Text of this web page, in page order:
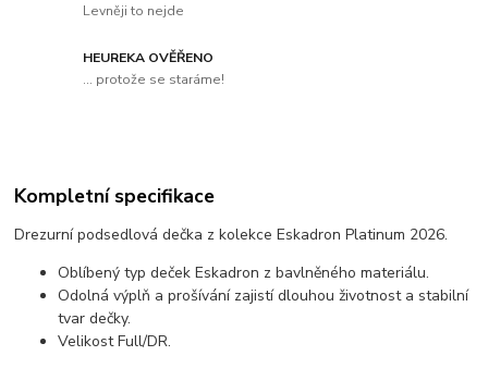
Levněji to nejde
HEUREKA OVĚŘENO
... protože se staráme!
Kompletní specifikace
Drezurní podsedlová dečka z kolekce Eskadron Platinum 2026.
Oblíbený typ deček Eskadron z bavlněného materiálu.
Odolná výplň a prošívání zajistí dlouhou životnost a stabilní
tvar dečky.
Velikost Full/DR.